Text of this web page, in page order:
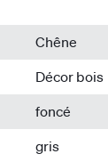
Chêne
Décor bois
foncé
gris